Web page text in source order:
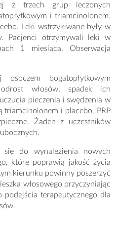
z trzech grup leczonych
i triamcinolonem.
Leki wstrzykiwane były w
Pacjenci otrzymywali leki w
1 miesiąca. Obserwacja
bogatopłytkowym
włosów, spadek ich
pieczenia i swędzenia w
triamcinolonem i placebo. PRP
Żaden z uczestników
się do wynalezienia nowych
które poprawią jakość życia
kierunku powinny poszerzyć
włosowego przyczyniając
terapeutycznego dla